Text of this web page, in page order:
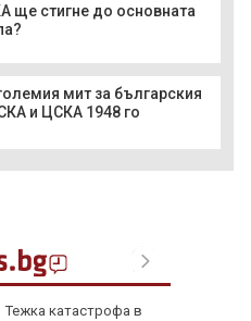
ще стигне до основната
мит за българския
и ЦСКА 1948 го
Тежка катастрофа в